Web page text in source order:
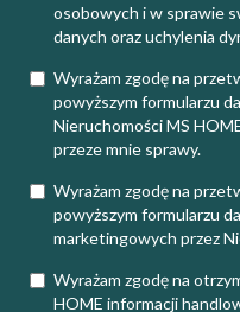
osobowych i w sprawie
danych oraz uchylenia
Wyrażam zgodę na
powyższym formularzu
Nieruchomości MS
przeze mnie sprawy.
Wyrażam zgodę na
powyższym formularzu
marketingowych przez
Wyrażam zgodę na
HOME informacji